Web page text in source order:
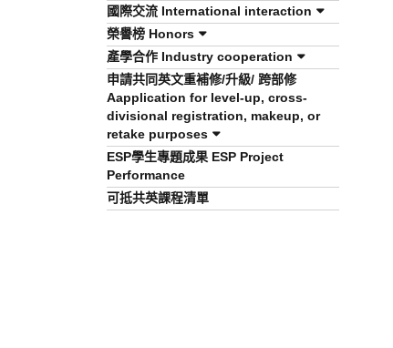
國際交流 International interaction
榮譽榜 Honors
產學合作 Industry cooperation
申請共同英文重補修/升級/ 跨部修
Aapplication for level-up, cross-
divisional registration, makeup, or
retake purposes
ESP學生專題成果 ESP Project
Performance
可抵共英課程清單